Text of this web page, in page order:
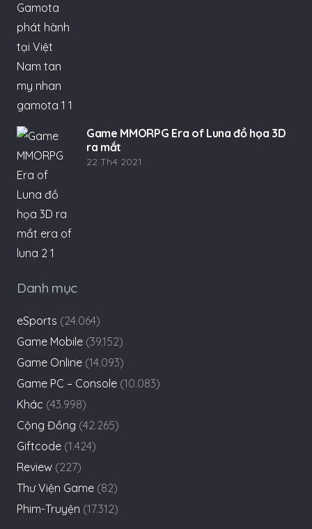
Game MMORPG Era of Luna đồ họa 3D
ra mắt
22 Th4 2021
Danh mục
eSports (24.064)
Game Mobile (39.152)
Game Online (14.093)
Game PC – Console (10.083)
Khác (43.998)
Cộng Đồng (42.265)
Giftcode (1.424)
Review (227)
Thư Viện Game (82)
Phim-Truyện (17.312)